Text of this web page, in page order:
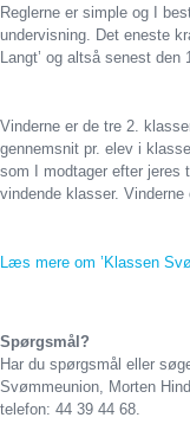
Reglerne er simple og I
undervisning. Det eneste
Langt’ og altså senest
Vinderne er de tre 2.
gennemsnit pr. elev i
som I modtager efter jeres
vindende klasser.
Læs mere om ’Klassen
Spørgsmål?
Har du spørgsmål eller
Svømmeunion, Morten
telefon: 44 39 44 68.